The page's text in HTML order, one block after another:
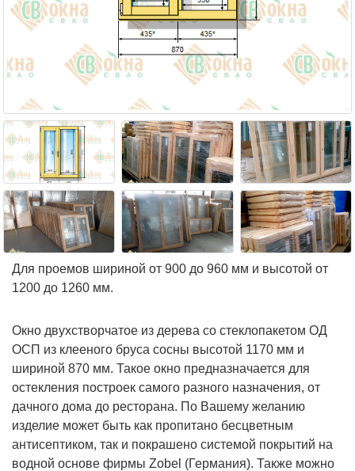
Для проемов шириной от 900 до 960 мм и высотой от
1200 до 1260 мм.
Окно двухстворчатое из дерева со стеклопакетом ОД
ОСП из клееного бруса сосны высотой 1170 мм и
шириной 870 мм. Такое окно предназначается для
остекления построек самого разного назначения, от
дачного дома до ресторана. По Вашему желанию
изделие может быть как пропитано бесцветным
антисептиком, так и покрашено системой покрытий на
водной основе фирмы Zobel (Германия). Также можно